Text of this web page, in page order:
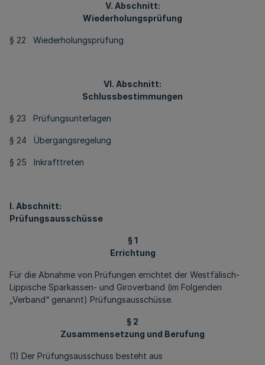
V. Abschnitt:
Wiederholungsprüfung
§ 22 Wiederholungsprüfung
VI. Abschnitt:
Schlussbestimmungen
§ 23 Prüfungsunterlagen
§ 24 Übergangsregelung
§ 25 Inkrafttreten
I. Abschnitt:
Prüfungsausschüsse
§ 1
Errichtung
Für die Abnahme von Prüfungen errichtet der Westfälisch-
Lippische Sparkassen- und Giroverband (im Folgenden
„Verband“ genannt) Prüfungsausschüsse.
§ 2
Zusammensetzung und Berufung
(1) Der Prüfungsausschuss besteht aus